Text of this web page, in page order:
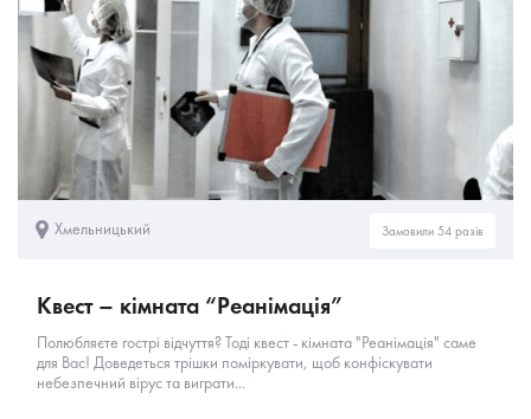
Хмельницький Замовили 54 разів
Квест – кімната “Реанімація”
Полюбляєте гострі відчуття? Тоді квест - кімната "Реанімація" саме
для Вас! Доведеться трішки поміркувати, щоб конфіскувати
небезпечний вірус та виграти...